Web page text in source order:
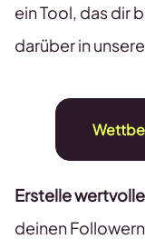
ein Tool, das dir
darüber in
Erstelle
deinen